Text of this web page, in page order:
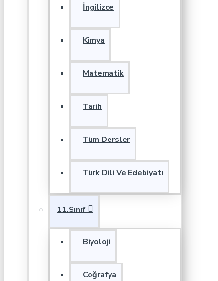
İngilizce
Kimya
Matematik
Tarih
Tüm Dersler
Türk Dili Ve Edebiyatı
11.Sınıf
Biyoloji
Coğrafya